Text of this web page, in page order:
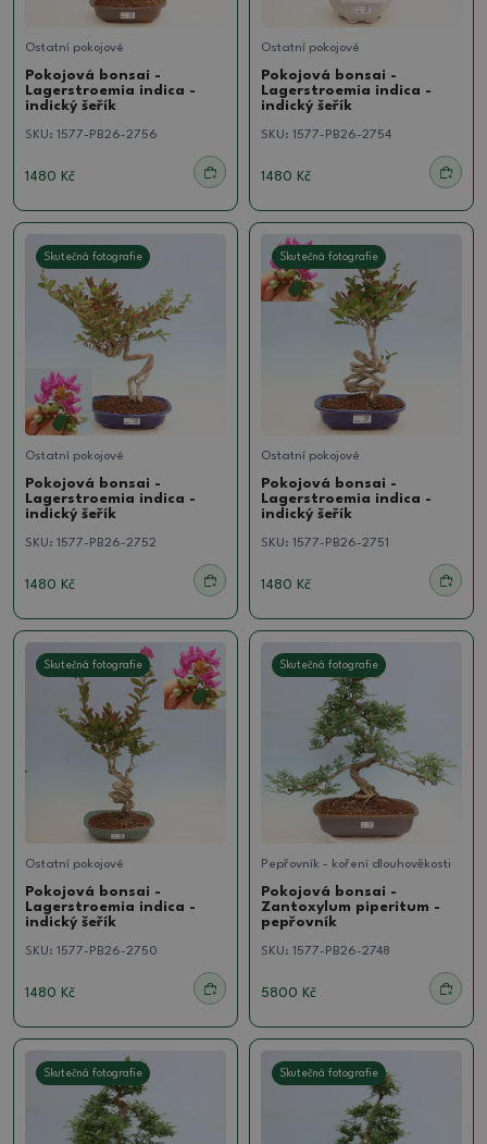
Ostatní pokojové
Pokojová bonsai -
Lagerstroemia indica -
indický šeřík
SKU: 1577-PB26-2756
1480 Kč
Ostatní pokojové
Pokojová bonsai -
Lagerstroemia indica -
indický šeřík
SKU: 1577-PB26-2754
1480 Kč
Skutečná fotografie
Ostatní pokojové
Pokojová bonsai -
Lagerstroemia indica -
indický šeřík
SKU: 1577-PB26-2752
1480 Kč
Skutečná fotografie
Ostatní pokojové
Pokojová bonsai -
Lagerstroemia indica -
indický šeřík
SKU: 1577-PB26-2751
1480 Kč
Skutečná fotografie
Ostatní pokojové
Pokojová bonsai -
Lagerstroemia indica -
indický šeřík
SKU: 1577-PB26-2750
1480 Kč
Skutečná fotografie
Pepřovník - koření dlouhověkosti
Pokojová bonsai -
Zantoxylum piperitum -
pepřovník
SKU: 1577-PB26-2748
5800 Kč
Skutečná fotografie Skutečná fotografie